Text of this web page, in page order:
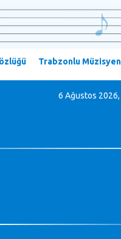
Trabzonlu
6 Ağustos 2026,